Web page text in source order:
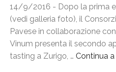
14/9/2016 - Dopo la prima
(vedi galleria foto), il
Pavese in collaborazione
Vinum presenta il secondo
tasting a Zurigo, … Continua